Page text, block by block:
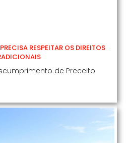
RESPEITAR OS DIREITOS
de Preceito